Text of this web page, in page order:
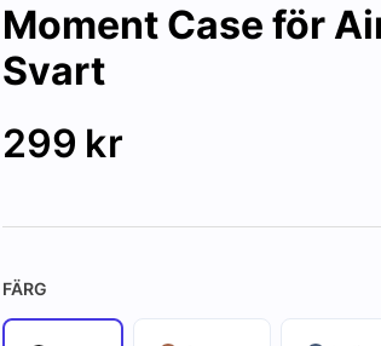
Moment Case för
Svart
299 kr
FÄRG